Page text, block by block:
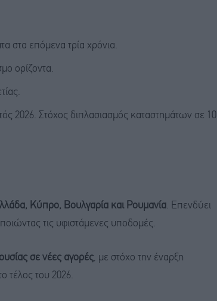
στα επόμενα τρία χρόνια.
ορίζοντα.
2026. Στόχος διπλασιασμός καταστημάτων σε 10
Κύπρο, Βουλγαρία και Ρουμανία. Επενδύει
τις υφιστάμενες υποδομές.
σε νέες αγορές, με στόχο την έναρξη
τέλος του 2026.